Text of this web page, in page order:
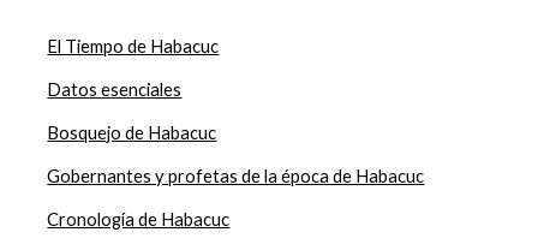
El Tiempo de Habacuc
Datos esenciales
Bosquejo de Habacuc
Gobernantes y profetas de la época de Habacuc
Cronología de Habacuc